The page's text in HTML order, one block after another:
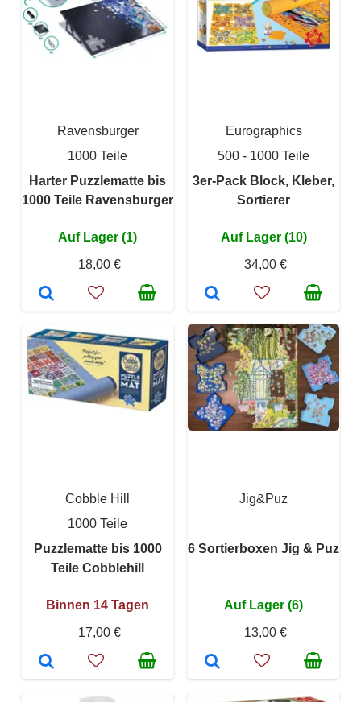
Ravensburger
1000 Teile
Harter Puzzlematte bis
1000 Teile Ravensburger
Auf Lager (1)
18,00 €
Eurographics
500 - 1000 Teile
3er-Pack Block, Kleber,
Sortierer
Auf Lager (10)
34,00 €
Cobble Hill
1000 Teile
Puzzlematte bis 1000
Teile Cobblehill
Binnen 14 Tagen
17,00 €
Jig&Puz
6 Sortierboxen Jig & Puz
Auf Lager (6)
13,00 €